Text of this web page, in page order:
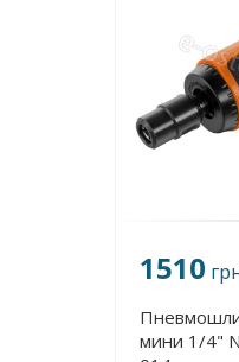
1510
мини 1/4"